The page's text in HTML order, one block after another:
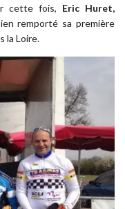
cette fois, Eric Huret,
remporté sa première
la Loire.